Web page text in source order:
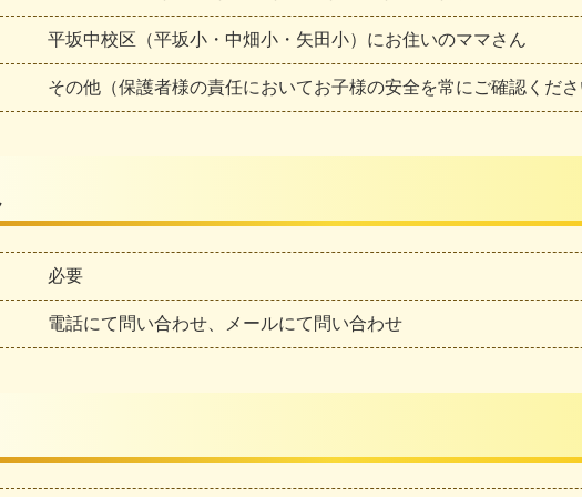
平坂中校区（平坂小・中畑小・矢田小）にお住いのママさん
その他（保護者様の責任においてお子様の安全を常にご確認くだ
必要
電話にて問い合わせ、メールにて問い合わせ